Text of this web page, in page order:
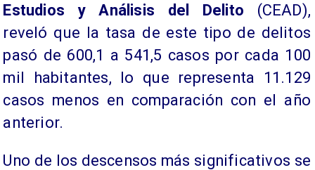
Estudios y Análisis del Delito (CEAD),
reveló que la tasa de este tipo de delitos
pasó de 600,1 a 541,5 casos por cada 100
mil habitantes, lo que representa 11.129
casos menos en comparación con el año
anterior.
Uno de los descensos más significativos se